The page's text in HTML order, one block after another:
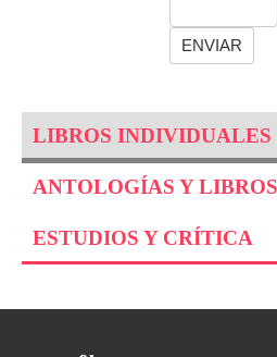
LIBROS INDIVIDUALES
ANTOLOGÍAS Y
ESTUDIOS Y CRÍTICA